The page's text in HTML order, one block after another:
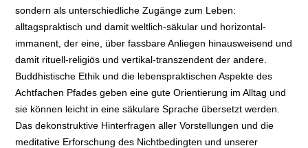
sondern als unterschiedliche Zugänge zum Leben:
alltagspraktisch und damit weltlich-säkular und horizontal-
immanent, der eine, über fassbare Anliegen hinausweisend und
damit rituell-religiös und vertikal-transzendent der andere.
Buddhistische Ethik und die lebenspraktischen Aspekte des
Achtfachen Pfades geben eine gute Orientierung im Alltag und
sie können leicht in eine säkulare Sprache übersetzt werden.
Das dekonstruktive Hinterfragen aller Vorstellungen und die
meditative Erforschung des Nichtbedingten und unserer